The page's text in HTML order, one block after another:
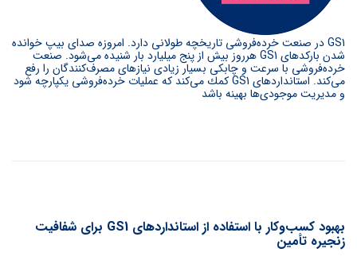
GS1 در صنعت خرده‌فروشی تاریخچه طولانی دارد. امروزه صدای بيپ خوانده
شدن باركدهای GS1 هرروز بيش از پنج ميليارد بار شنيده می‌شود. صنعت
خرده‌فروشی با سرعت و چابكی بسيار زيادی نيازهای مصرف‌كنندگان را رفع
می‌کند. استانداردهای GS1 كمك می‌کند كه عمليات خرده‌فروشی يكپارچه شود
و مديريت موجودی‌ها بهينه باشد
بهبود کسب‌وکار با استفاده از استانداردهای GS1 برای شفافیت
زنجیره تأمین